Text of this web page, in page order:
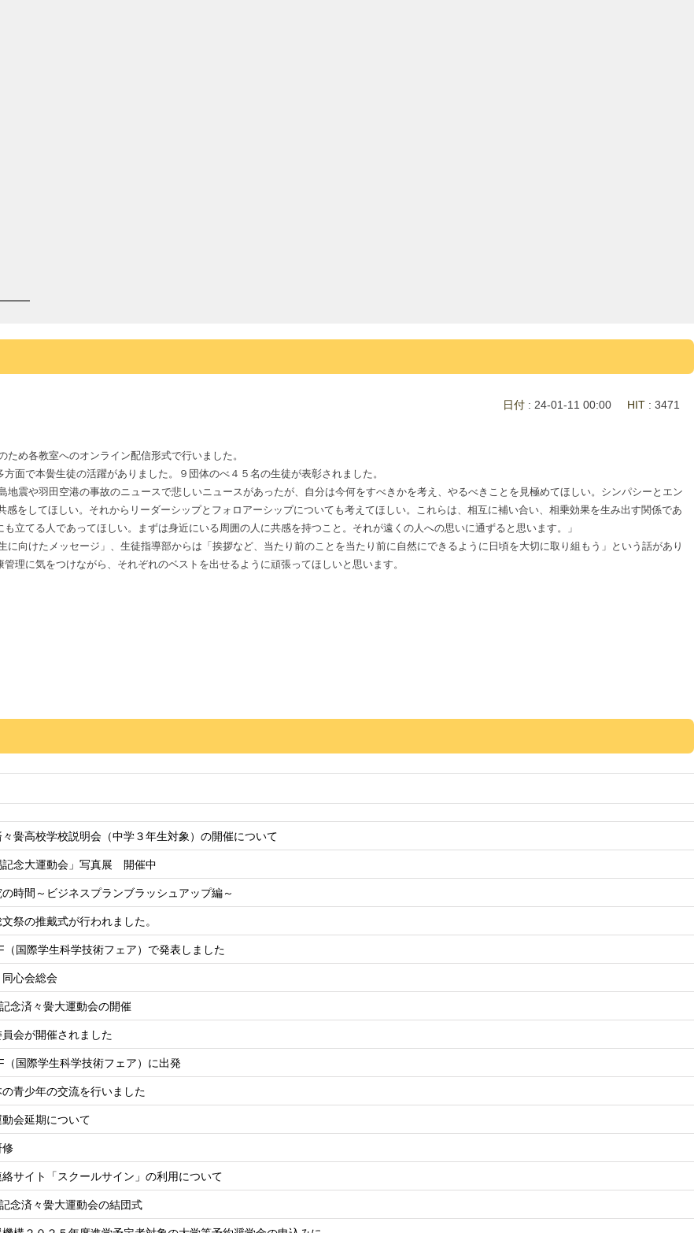
日付 : 24-01-11 00:00 HIT : 3471
め各教室へのオンライン配信形式で行いました。
面で本黌生徒の活躍がありました。９団体のべ４５名の生徒が表彰されました。
震や羽田空港の事故のニュースで悲しいニュースがあったが、自分は今何をすべきかを考え、やるべきことを見極めてほしい。シンパシーとエン
感をしてほしい。それからリーダーシップとフォロアーシップについても考えてほしい。これらは、相互に補い合い、相乗効果を生み出す関係であ
立てる人であってほしい。まずは身近にいる周囲の人に共感を持つこと。それが遠くの人への思いに通ずると思います。」
向けたメッセージ」、生徒指導部からは「挨拶など、当たり前のことを当たり前に自然にできるように日頃を大切に取り組もう」という話があり
理に気をつけながら、それぞれのベストを出せるように頑張ってほしいと思います。
黌高校学校説明会（中学３年生対象）の開催について
記念大運動会」写真展 開催中
時間～ビジネスプランブラッシュアップ編～
祭の推戴式が行われました。
（国際学生科学技術フェア）で発表しました
心会総会
念済々黌大運動会の開催
員会が開催されました
（国際学生科学技術フェア）に出発
の青少年の交流を行いました
会延期について
修
サイト「スクールサイン」の利用について
念済々黌大運動会の結団式